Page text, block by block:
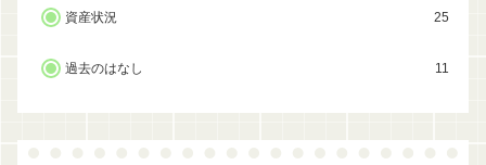
資産状況 25
過去のはなし 11